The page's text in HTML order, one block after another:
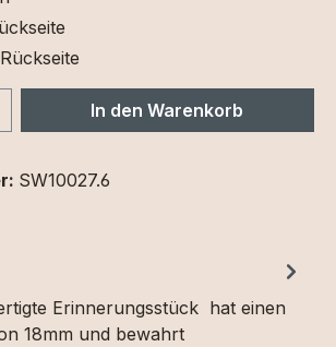
Gib den
In den Warenkorb
SW10027.6
Erinnerungsstück hat einen
18mm und bewahrt